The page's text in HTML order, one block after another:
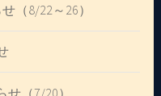
（8/22～26）
（7/20）